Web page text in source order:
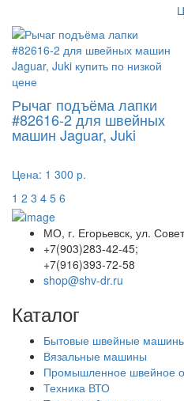
Рычаг подъёма лапки
#82616-2 для швейных
машин Jaguar, Juki
Цена: 1 300 р.
1 2 3 4 5 6
МО, г. Егорьевск, ул.
+7(903)283-42-45;
+7(916)393-72-58
shop@shv-dr.ru
Каталог
Бытовые швейные
Вязальные машины
Промышленное швейное
Техника ВТО